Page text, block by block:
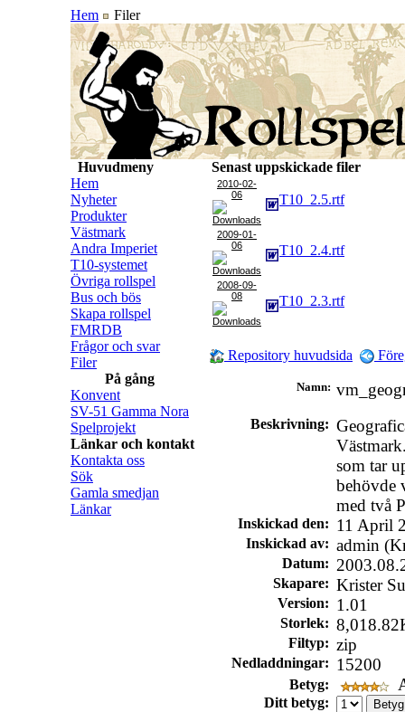
Hem Filer
Huvudmeny
Hem
Nyheter
Produkter
Västmark
Andra Imperiet
T10-systemet
Övriga rollspel
Bus och bös
Skapa rollspel
FMRDB
Frågor och svar
Filer
På gång
Konvent
SV-51 Gamma Nora
Spelprojekt
Länkar och kontakt
Kontakta oss
Sök
Gamla smedjan
Länkar
Senast uppskickade filer
2010-02-
06
T10_2.5.rtf
2009-01-
06
T10_2.4.rtf
2008-09-
08
T10_2.3.rtf
Repository huvudsida
Namn:
Beskrivning:
som tar
behövde
med två
Inskickad den: 11 April
Inskickad av: admin
Datum:
Skapare: Krister
Version: 1.01
Storlek:
Filtyp: zip
Nedladdningar: 15200
Betyg:
Ditt betyg: